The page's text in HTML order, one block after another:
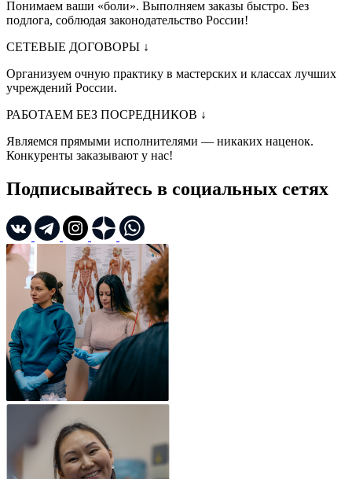
Понимаем ваши «боли». Выполняем заказы быстро. Без
подлога, соблюдая законодательство России!
СЕТЕВЫЕ ДОГОВОРЫ ↓
Организуем очную практику в мастерских и классах лучших
учреждений России.
РАБОТАЕМ БЕЗ ПОСРЕДНИКОВ ↓
Являемся прямыми исполнителями — никаких наценок.
Конкуренты заказывают у нас!
Подписывайтесь в социальных сетях